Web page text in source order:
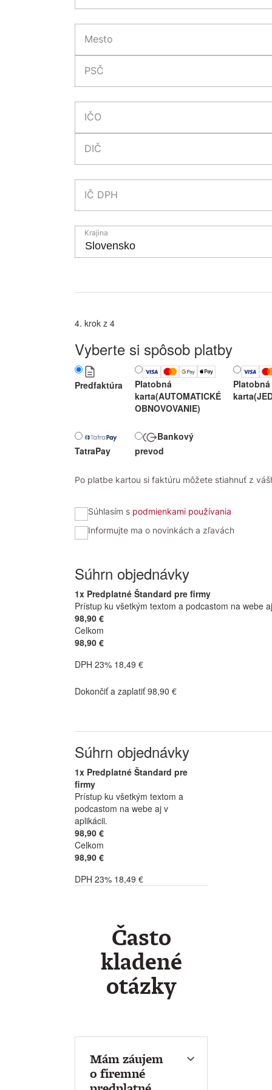
Mesto
PSČ
IČO
DIČ
IČ DPH
Krajina
4. krok z 4
Vyberte si spôsob platby
Predfaktúra
Platobná
karta(AUTOMATICKÉ
OBNOVOVANIE)
Platobná
karta
TatraPay
Bankový
prevod
Po platbe kartou si faktúru môžete stiahnuť z
Súhlasím s podmienkami používania
Informujte ma o novinkách a zľavách
Súhrn objednávky
1x Predplatné Štandard pre firmy
Prístup ku všetkým textom a podcastom na webe
98,90 €
Celkom
98,90 €
DPH 23% 18,49 €
Dokončiť a zaplatiť 98,90 €
Súhrn objednávky
1x Predplatné Štandard pre
firmy
Prístup ku všetkým textom a
podcastom na webe aj v
aplikácii.
98,90 €
Celkom
98,90 €
DPH 23% 18,49 €
Často
kladené
otázky
Mám záujem
o firemné